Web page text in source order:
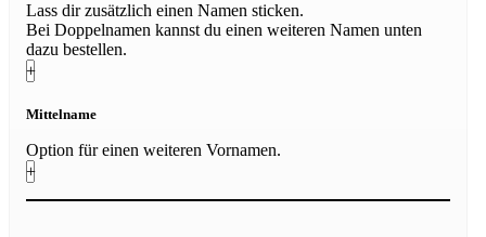
Lass dir zusätzlich einen Namen sticken.
Bei Doppelnamen kannst du einen weiteren Namen unten
dazu bestellen.
+
Mittelname
Option für einen weiteren Vornamen.
+